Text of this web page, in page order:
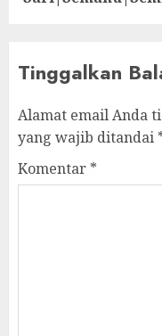
Tinggalkan
Alamat email Anda
yang wajib ditandai
Komentar *